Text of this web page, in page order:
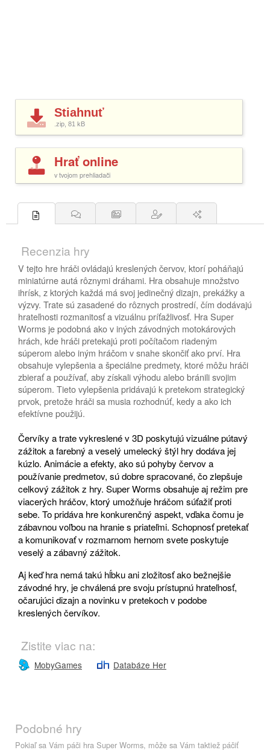
Stiahnuť
.zip, 81 kB
Hrať online
v tvojom prehliadači
Recenzia hry
V tejto hre hráči ovládajú kreslených červov, ktorí poháňajú
miniatúrne autá rôznymi dráhami. Hra obsahuje množstvo
ihrísk, z ktorých každá má svoj jedinečný dizajn, prekážky a
výzvy. Trate sú zasadené do rôznych prostredí, čím dodávajú
hrateľnosti rozmanitosť a vizuálnu príťažlivosť. Hra Super
Worms je podobná ako v iných závodných motokárových
hrách, kde hráči pretekajú proti počítačom riadeným
súperom alebo iným hráčom v snahe skončiť ako prví. Hra
obsahuje vylepšenia a špeciálne predmety, ktoré môžu hráči
zbierať a používať, aby získali výhodu alebo bránili svojim
súperom. Tieto vylepšenia pridávajú k pretekom strategický
prvok, pretože hráči sa musia rozhodnúť, kedy a ako ich
efektívne použijú.
Červíky a trate vykreslené v 3D poskytujú vizuálne pútavý
zážitok a farebný a veselý umelecký štýl hry dodáva jej
kúzlo. Animácie a efekty, ako sú pohyby červov a
používanie predmetov, sú dobre spracované, čo zlepšuje
celkový zážitok z hry. Super Worms obsahuje aj režim pre
viacerých hráčov, ktorý umožňuje hráčom súťažiť proti
sebe. To pridáva hre konkurenčný aspekt, vďaka čomu je
zábavnou voľbou na hranie s priateľmi. Schopnosť pretekať
a komunikovať v rozmarnom hernom svete poskytuje
veselý a zábavný zážitok.
Aj keď hra nemá takú hĺbku ani zložitosť ako bežnejšie
závodné hry, je chválená pre svoju prístupnú hrateľnosť,
očarujúci dizajn a novinku v pretekoch v podobe
kreslených červíkov.
Zistite viac na:
MobyGames Databáze Her
Podobné hry
Pokiaľ sa Vám páči hra Super Worms, môže sa Vám taktiež páčiť